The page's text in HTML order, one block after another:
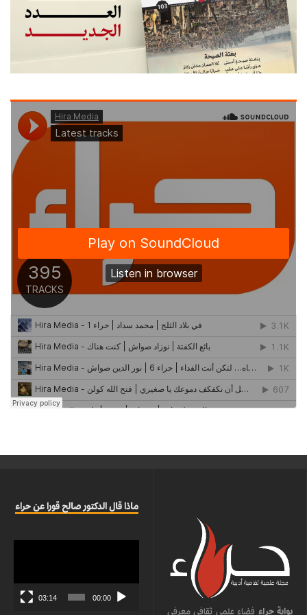
بوابة حراء فضاء علمي ثقافي معرفي
ماذا قال الدكتور صالح قورا عن حراء
00:00
03:14